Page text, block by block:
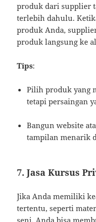
produk dari supplier
terlebih dahulu.
produk Anda,
produk langsung ke
Tips:
Pilih produk yang
tetapi persaingan
Bangun website
tampilan menarik
7.Jasa Kursus
Jika Anda memiliki
tertentu, seperti
seni, Anda bisa